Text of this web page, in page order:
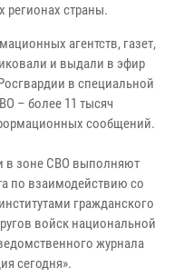
страны.
агентств, газет,
и выдали в эфир
в специальной
– более 11 тысяч
сообщений.
в зоне СВО выполняют
по взаимодействию со
гражданского
войск национальной
журнала
сегодня».